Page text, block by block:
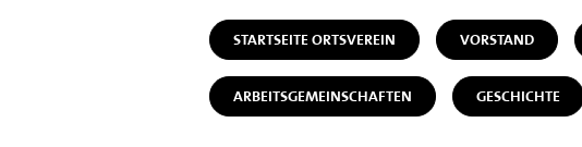
STARTSEITE ORTSVEREIN VORSTAND
ARBEITSGEMEINSCHAFTEN GESCHICHTE